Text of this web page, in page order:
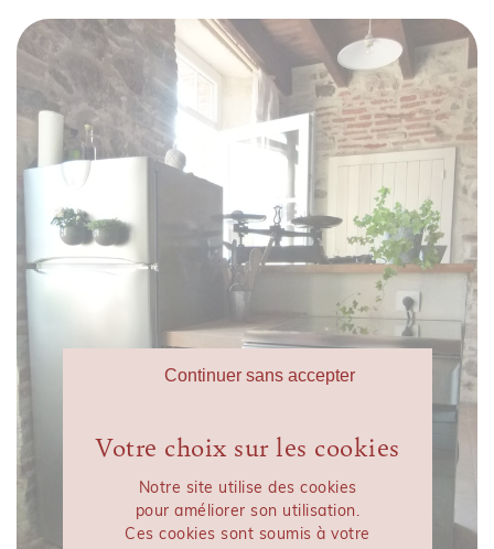
Notre site utilise des cookies
pour améliorer son utilisation.
Ces cookies sont soumis à votre
Continuer sans accepter